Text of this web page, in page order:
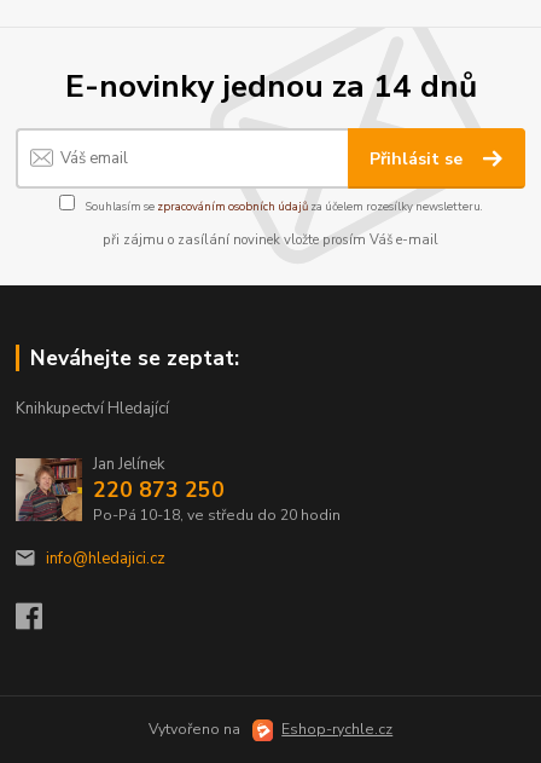
E-novinky jednou za 14 dnů
Přihlásit se
Souhlasím se zpracováním osobních údajůza účelem rozesílky newsletteru.
při zájmu o zasílání novinek vložte prosím Váš e-mail
Neváhejte se zeptat:
Knihkupectví Hledající
Jan Jelínek
220 873 250
Po-Pá 10-18, ve středu do 20 hodin
info@hledajici.cz
Vytvořeno na Eshop-rychle.cz